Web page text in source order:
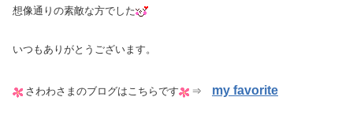
想像通りの素敵な方でした
いつもありがとうございます。
さわわさまのブログはこちらです ⇒ my favorite